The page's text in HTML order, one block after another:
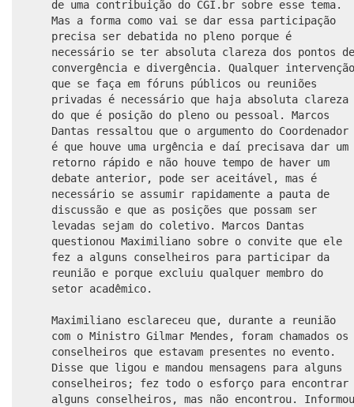
de uma contribuição do CGI.br sobre esse tema.
Mas a forma como vai se dar essa participação
precisa ser debatida no pleno porque é
necessário se ter absoluta clareza dos pontos de
convergência e divergência. Qualquer intervenção
que se faça em fóruns públicos ou reuniões
privadas é necessário que haja absoluta clareza
do que é posição do pleno ou pessoal. Marcos
Dantas ressaltou que o argumento do Coordenador
é que houve uma urgência e daí precisava dar um
retorno rápido e não houve tempo de haver um
debate anterior, pode ser aceitável, mas é
necessário se assumir rapidamente a pauta de
discussão e que as posições que possam ser
levadas sejam do coletivo. Marcos Dantas
questionou Maximiliano sobre o convite que ele
fez a alguns conselheiros para participar da
reunião e porque excluiu qualquer membro do
setor acadêmico.
Maximiliano esclareceu que, durante a reunião
com o Ministro Gilmar Mendes, foram chamados os
conselheiros que estavam presentes no evento.
Disse que ligou e mandou mensagens para alguns
conselheiros; fez todo o esforço para encontrar
alguns conselheiros, mas não encontrou. Informou